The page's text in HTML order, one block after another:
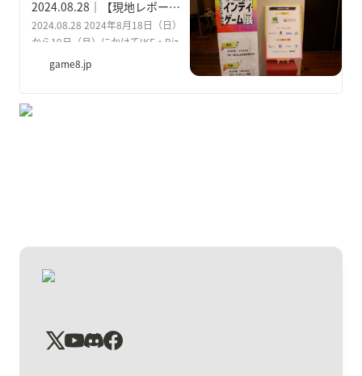
2024.08.28｜【現地レポート】若き才能たちの作品に触れられるイベント『学生インディーゲーム展』にゲームエイトライターが潜入！イベントの様子や実際にプレイしたゲームの感想もお届け！｜ゲームエイト
2024.08.28 2024年8月18日（日）
から19日（月）にかけてIKE・Biz
としま産業振興プラザで開催された
からのゲーム業界を担うであろう若
き才能たちの作品に触れられるイベ
game8.jp